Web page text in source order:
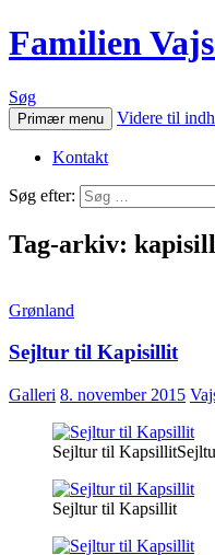
Familien
Søg
Primær menu Videre til
Kontakt
Søg efter:
Tag-arkiv:
Grønland
Sejltur til Kapisillit
Galleri 8. november 2015
Sejltur til
Sejltur til Kapsillit